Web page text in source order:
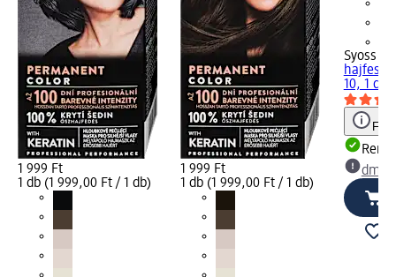
1 999 Ft
1 db (1 999,00 Ft / 1 db)
1 999 Ft
1 db (1 999,00 Ft / 1 db)
Syoss
10, 1 db
dm